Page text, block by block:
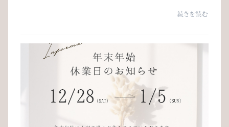
気なしの100%使用した生地を私たちAVVERAは「ほんも
続きを読む